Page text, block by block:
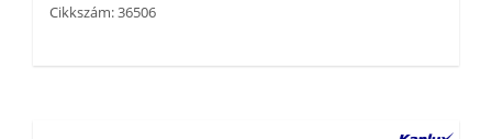
Cikkszám: 36506